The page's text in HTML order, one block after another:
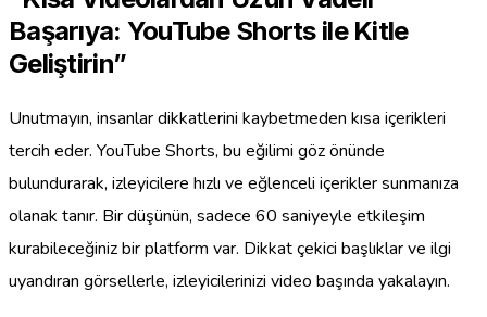
Başarıya: YouTube Shorts ile Kitle
Geliştirin”
Unutmayın, insanlar dikkatlerini kaybetmeden kısa içerikleri
tercih eder. YouTube Shorts, bu eğilimi göz önünde
bulundurarak, izleyicilere hızlı ve eğlenceli içerikler sunmanıza
olanak tanır. Bir düşünün, sadece 60 saniyeyle etkileşim
kurabileceğiniz bir platform var. Dikkat çekici başlıklar ve ilgi
uyandıran görsellerle, izleyicilerinizi video başında yakalayın.